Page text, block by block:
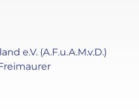
e.V. (A.F.u.A.M.v.D.)